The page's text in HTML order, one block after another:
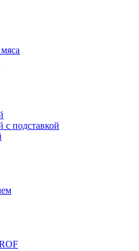
подставкой